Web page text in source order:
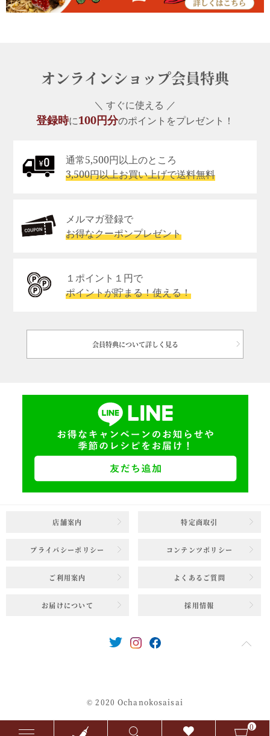
0
オンラインショップ会員特典
＼ すぐに使える ／
登録時に100円分のポイントをプレゼント！
通常5,500円以上のところ
3,500円以上お買い上げで送料無料
メルマガ登録で
お得なクーポンプレゼント
１ポイント１円で
ポイントが貯まる！使える！
会員特典について詳しく見る
店舗案内 特定商取引
プライバシーポリシー コンテンツポリシー
ご利用案内 よくあるご質問
お届けについて 採用情報
© 2020 Ochanokosaisai